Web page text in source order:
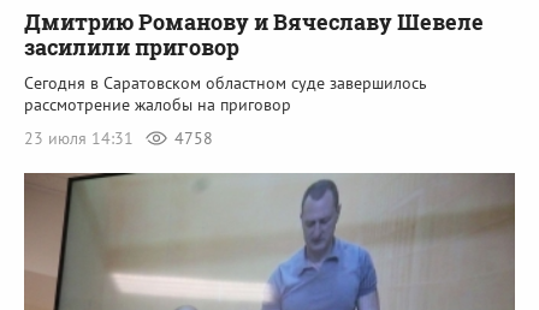
Дмитрию Романову и Вячеславу Шевеле
засилили приговор
Сегодня в Саратовском областном суде завершилось
рассмотрение жалобы на приговор
23 июля 14:31
4758